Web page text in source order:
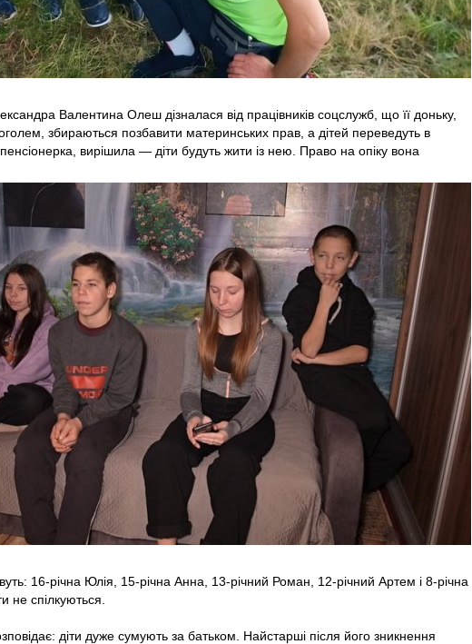
Валентина Олеш дізналася від працівників соцслужб, що її доньку,
збираються позбавити материнських прав, а дітей переведуть в
пенсіонерка, вирішила — діти будуть жити із нею. Право на опіку вона
16-річна Юлія, 15-річна Анна, 13-річний Роман, 12-річний Артем і 8-річна
не спілкуються.
діти дуже сумують за батьком. Найстарші після його зникнення